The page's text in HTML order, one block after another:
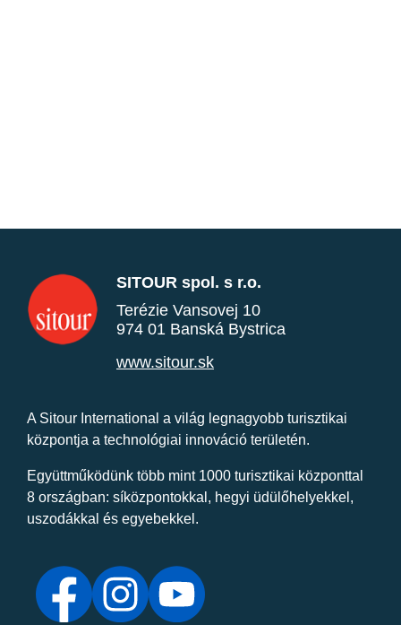
SITOUR spol. s r.o.
Terézie Vansovej 10
974 01 Banská Bystrica
www.sitour.sk
A Sitour International a világ legnagyobb turisztikai
központja a technológiai innováció területén.
Együttműködünk több mint 1000 turisztikai központtal
8 országban: síközpontokkal, hegyi üdülőhelyekkel,
uszodákkal és egyebekkel.